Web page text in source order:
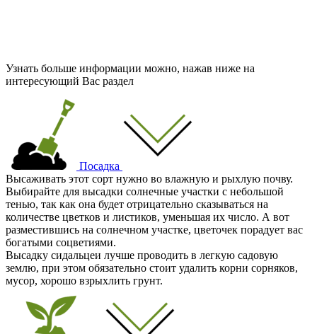
Узнать больше информации можно, нажав ниже на
интересующий Вас раздел
Посадка
Высаживать этот сорт нужно во влажную и рыхлую почву.
Выбирайте для высадки солнечные участки с небольшой
тенью, так как она будет отрицательно сказываться на
количестве цветков и листиков, уменьшая их число. А вот
разместившись на солнечном участке, цветочек порадует вас
богатыми соцветиями.
Высадку сидальцеи лучше проводить в легкую садовую
землю, при этом обязательно стоит удалить корни сорняков,
мусор, хорошо взрыхлить грунт.